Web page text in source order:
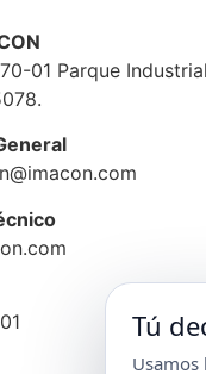
01 Parque
Tú